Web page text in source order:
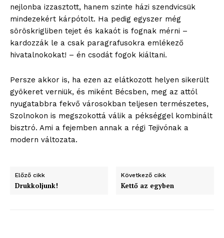
nejlonba izzasztott, hanem szinte házi szendvicsük
mindezekért kárpótolt. Ha pedig egyszer még
söröskrigliben tejet és kakaót is fognak mérni –
kardozzák le a csak paragrafusokra emlékező
hivatalnokokat! – én csodát fogok kiáltani.
Persze akkor is, ha ezen az elátkozott helyen sikerült
gyökeret verniük, és miként Bécsben, meg az attól
nyugatabbra fekvő városokban teljesen természetes,
Szolnokon is megszokottá válik a pékséggel kombinált
bisztró. Ami a fejemben annak a régi Tejivónak a
modern változata.
Előző cikk
Drukkoljunk!
Következő cikk
Kettő az egyben